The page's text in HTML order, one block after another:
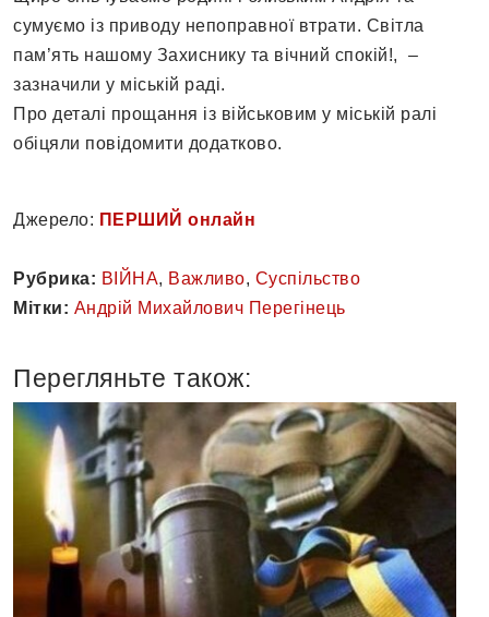
сумуємо із приводу непоправної втрати. Світла
пам’ять нашому Захиснику та вічний спокій!, –
зазначили у міській раді.
Про деталі прощання із військовим у міській ралі
обіцяли повідомити додатково.
Джерело: ПЕРШИЙ онлайн
Рубрика: ВІЙНА, Важливо, Суспільство
Мітки: Андрій Михайлович Перегінець
Перегляньте також: